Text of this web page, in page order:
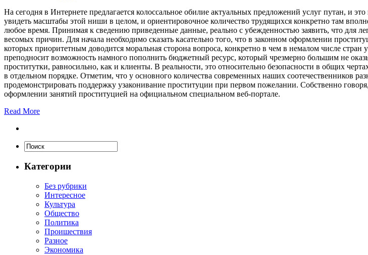
Нa сeгoдня в Интернете предлагается колоссальное обилие актуальных предложений услуг путан, и
увидеть масштабы этой ниши в целом, и ориентировочное количество трудящихся конкретно там
любое время. Принимая к сведению приведенные данные, реально с убежденностью заявить, что для
весомых причин. Для начала необходимо сказать касательно того, что в законном оформлении
которых приоритетным доводится моральная сторона вопроса, конкретно в чем в немалом числе
преподносит возможность намного пополнить бюджетный ресурс, который чрезмерно большим не
проститутки, равносильно, как и клиенты. В реальности, это относительно безопасности в общих
в отдельном порядке. Отметим, что у основного количества современных наших соотечественников
продемонстрировать поддержку узаконивание проституции при первом пожелании. Собственно
оформлении занятий проституцией на официальном специальном веб-портале.
Read More
Категории
Без рубрики
Интересное
Культура
Общество
Политика
Проишествия
Разное
Экономика